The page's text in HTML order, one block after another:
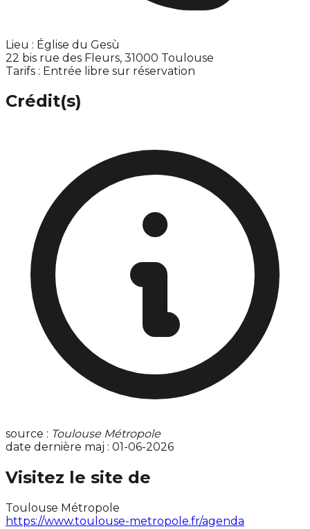
Lieu : Église du Gesù
22 bis rue des Fleurs, 31000 Toulouse
Tarifs : Entrée libre sur réservation
Crédit(s)
source : Toulouse Métropole
date dernière maj : 01-06-2026
Visitez le site de
Toulouse Métropole
https://www.toulouse-metropole.fr/agenda